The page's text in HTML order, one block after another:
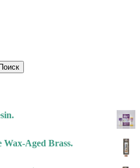
Aged Brass.